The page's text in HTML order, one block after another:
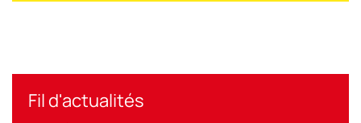
Fil d'actualités